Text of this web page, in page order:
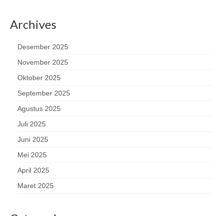
Archives
Desember 2025
November 2025
Oktober 2025
September 2025
Agustus 2025
Juli 2025
Juni 2025
Mei 2025
April 2025
Maret 2025